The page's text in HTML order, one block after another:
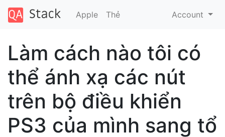
Apple Thẻ Account
Làm cách nào tôi có
thể ánh xạ các nút
trên bộ điều khiển
PS3 của mình sang tổ